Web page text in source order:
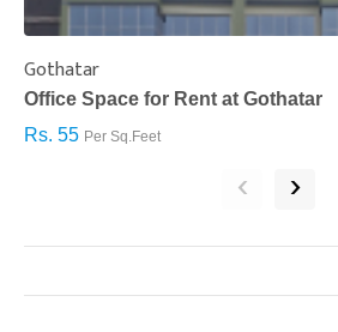
Gothatar
Office Space for Rent at Gothatar
Rs. 55 Per Sq.Feet
‹ ›